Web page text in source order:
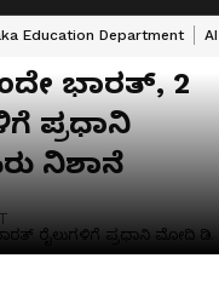
Education Department
ಭಾರತ್, 2
ಪ್ರಧಾನಿ
ನಿಶಾನೆ